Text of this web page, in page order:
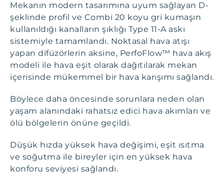
Mekanın modern tasarımına uyum sağlayan D-
şeklinde profil ve Combi 20 koyu gri kumaşın
kullanıldığı kanalların şıklığı Type 11-A askı
sistemiyle tamamlandı. Noktasal hava atışı
yapan difüzörlerin aksine, PerfoFlow™ hava akış
modeli ile hava eşit olarak dağıtılarak mekan
içerisinde mükemmel bir hava karışımı sağlandı.
Böylece daha öncesinde sorunlara neden olan
yaşam alanındaki rahatsız edici hava akımları ve
ölü bölgelerin önüne geçildi.
Düşük hızda yüksek hava değişimi, eşit ısıtma
ve soğutma ile bireyler için en yüksek hava
konforu seviyesi sağlandı.